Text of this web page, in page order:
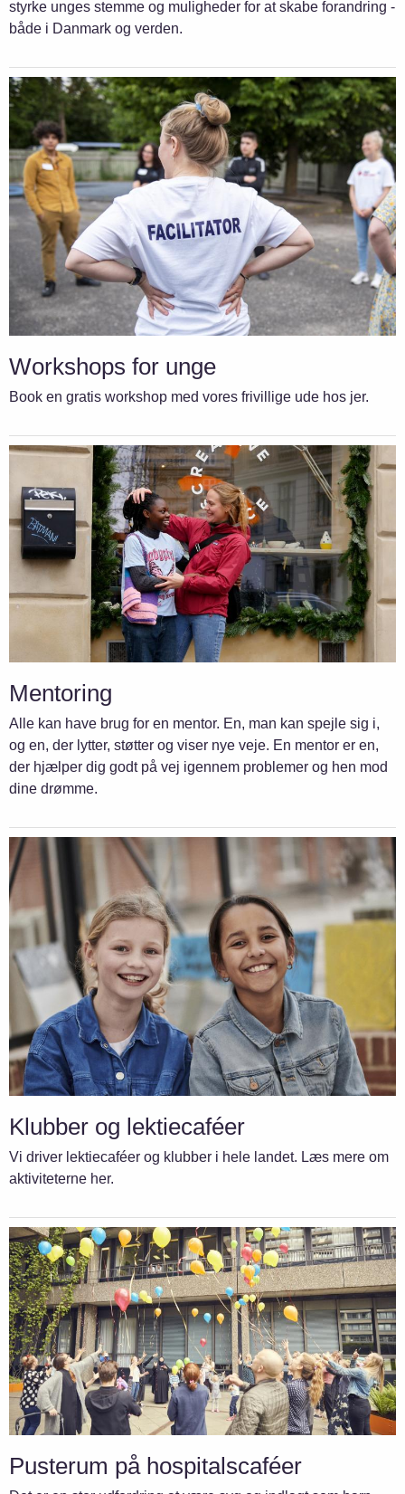
styrke unges stemme og muligheder for at skabe forandring -
både i Danmark og verden.
Workshops for unge
Book en gratis workshop med vores frivillige ude hos jer.
Mentoring
Alle kan have brug for en mentor. En, man kan spejle sig i,
og en, der lytter, støtter og viser nye veje. En mentor er en,
der hjælper dig godt på vej igennem problemer og hen mod
dine drømme.
Klubber og lektiecaféer
Vi driver lektiecaféer og klubber i hele landet. Læs mere om
aktiviteterne her.
Pusterum på hospitalscaféer